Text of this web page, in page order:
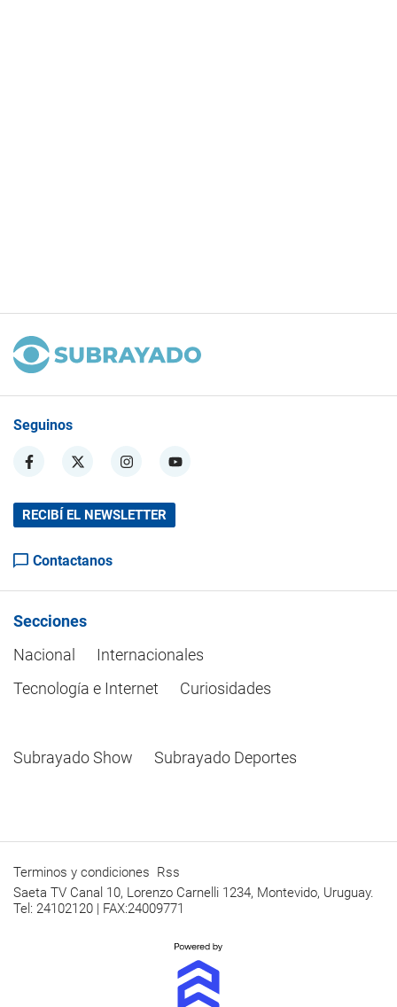
Seguinos
RECIBÍ EL NEWSLETTER
Contactanos
Secciones
Nacional
Internacionales
Tecnología e Internet
Curiosidades
Subrayado Show Subrayado Deportes
Terminos y condiciones Rss
Saeta TV Canal 10, Lorenzo Carnelli 1234, Montevido, Uruguay.
Tel: 24102120 | FAX:24009771